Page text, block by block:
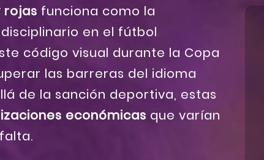
rojas funciona como la
en el fútbol
código visual durante la Copa
las barreras del idioma
de la sanción deportiva, estas
económicas que varían